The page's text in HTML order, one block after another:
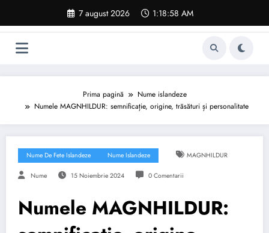
conținut
7 august 2026 1:18:59 AM
Prima pagină
Nume islandeze
Numele MAGNHILDUR: semnificație, origine, trăsături și personalitate
Nume De Fete Islandeze Nume Islandeze MAGNHILDUR
Nume 15 Noiembrie 2024 0 Comentarii
Numele MAGNHILDUR: